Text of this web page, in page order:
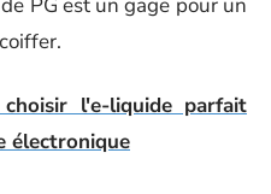
choisir l'e-liquide parfait
électronique